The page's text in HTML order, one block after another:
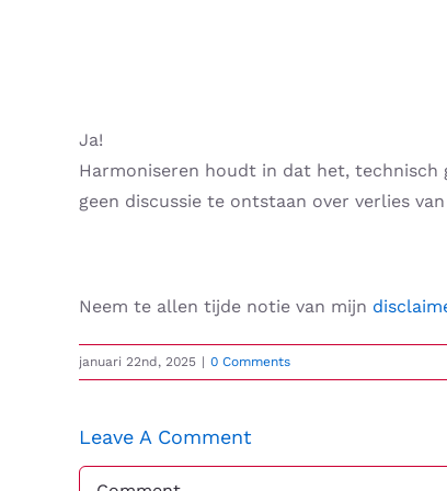
Ja!
Harmoniseren houdt in dat het, technisch
geen discussie te ontstaan over verlies
Neem te allen tijde notie van mijn
januari 22nd, 2025 | 0 Comments
Leave A Comment
Comment